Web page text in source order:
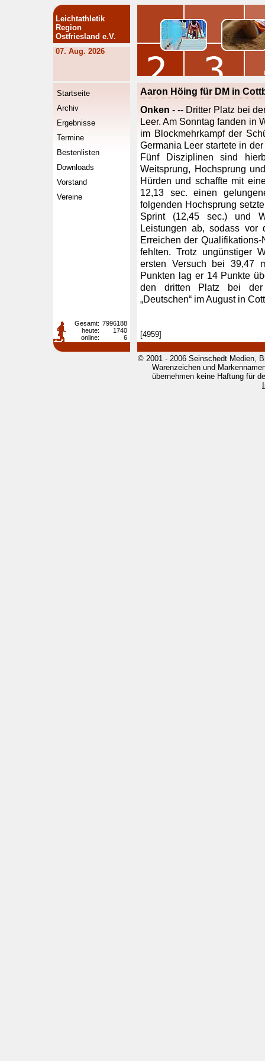
Leichtathletik
Region
Ostfriesland e.V.
07. Aug. 2026
Startseite
Archiv
Ergebnisse
Termine
Bestenlisten
Downloads
Vorstand
Vereine
Aaron Höing für DM in
Onken - -- Dritter Platz bei
Leer. Am Sonntag fanden in
im Blockmehrkampf der
Germania Leer startete in
Fünf Disziplinen sind
Weitsprung, Hochsprung
Hürden und schaffte mit
12,13 sec. einen
folgenden Hochsprung
Sprint (12,45 sec.) und
Leistungen ab, sodass vor
Erreichen der
fehlten. Trotz ungünstiger
ersten Versuch bei 39,47
Punkten lag er 14 Punkte
den dritten Platz bei der
„Deutschen“ im August in
[4959]
Gesamt: 7996188
heute:
1740
online:
6
© 2001 - 2006 Seinschedt Medien,
Warenzeichen und
übernehmen keine Haftung für